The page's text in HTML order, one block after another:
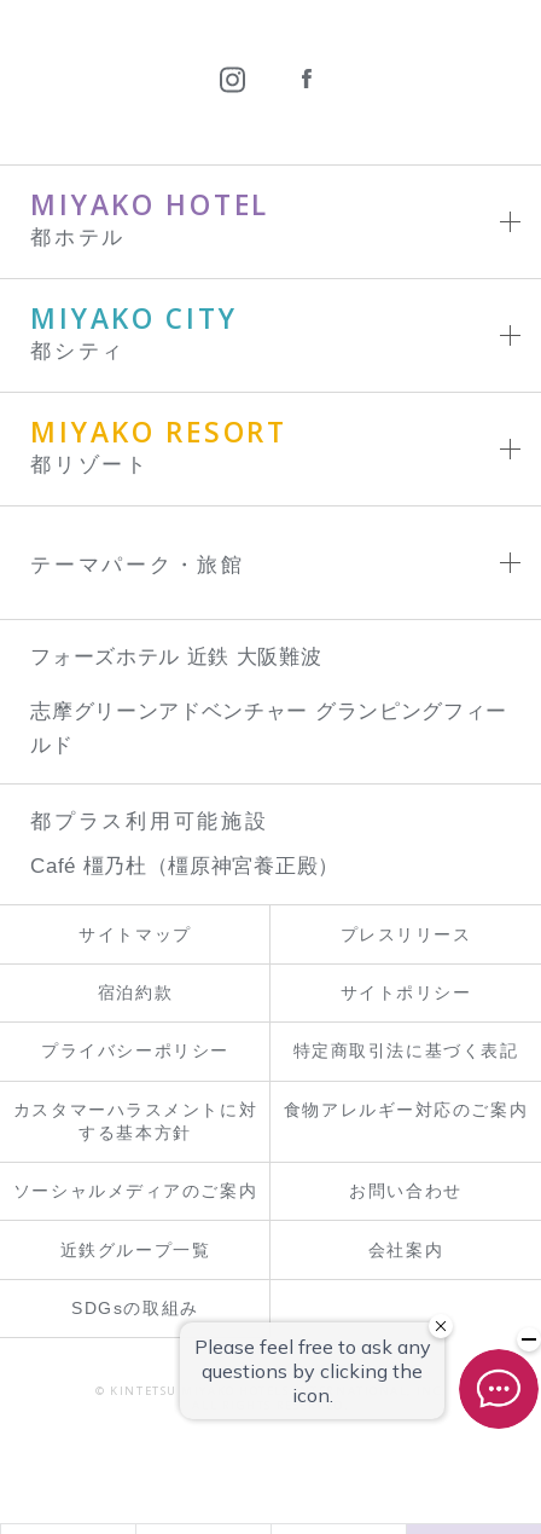
MIYAKO HOTEL
都ホテル
MIYAKO CITY
都シティ
MIYAKO RESORT
都リゾート
テーマパーク・旅館
フォーズホテル 近鉄 大阪難波
志摩グリーンアドベンチャー グランピングフィー
ルド
都プラス利用可能施設
Café 橿乃杜（橿原神宮養正殿）
サイトマップ プレスリリース
宿泊約款 サイトポリシー
プライバシーポリシー 特定商取引法に基づく表記
カスタマーハラスメントに対
する基本方針
食物アレルギー対応のご案内
ソーシャルメディアのご案内 お問い合わせ
近鉄グループ一覧 会社案内
SDGsの取組み
© KINTETSU MIYAKO HOTELS INTERNATIONAL, INC.
ALL RIGHTS RESERVED.